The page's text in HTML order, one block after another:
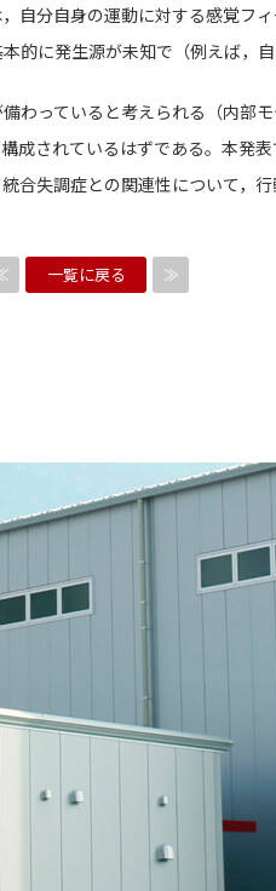
分自身の運動に対する感覚フ
に発生源が未知で（例えば，
っていると考えられる（内部
成されているはずである。本
失調症との関連性について，行
一覧に戻る ≫